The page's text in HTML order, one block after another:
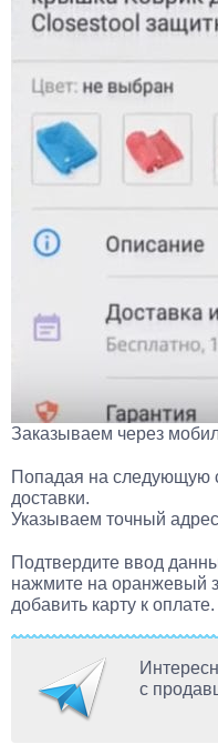
Заказываем через
Попадая на следующую
доставки.
Указываем точный
Подтвердите ввод
нажмите на оранжевый
добавить карту к оплате.
с